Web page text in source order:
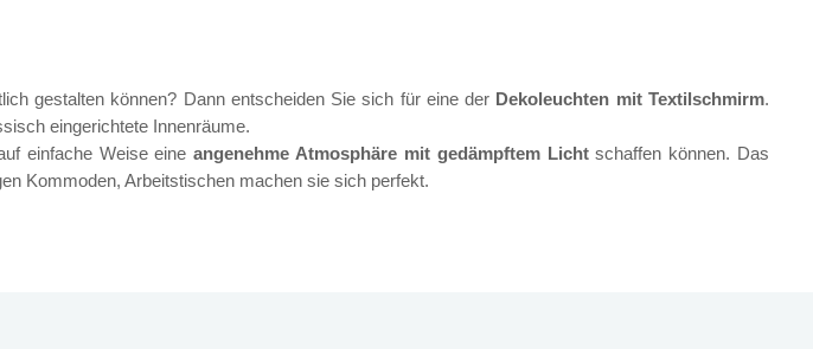
gestalten können? Dann entscheiden Sie sich für eine der Dekoleuchten mit Textilschmirm.
eingerichtete Innenräume.
einfache Weise eineangenehme Atmosphäre mit gedämpftem Lichtschaffen können. Das
Kommoden, Arbeitstischen machen sie sich perfekt.